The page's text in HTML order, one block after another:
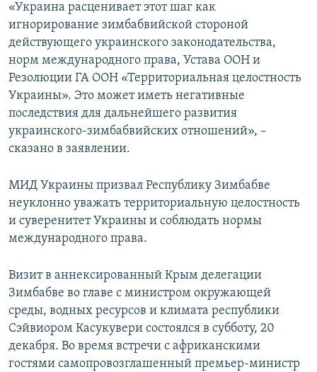
«Украина расценивает этот шаг как
игнорирование зимбабвийской стороной
действующего украинского законодательства,
норм международного права, Устава ООН и
Резолюции ГА ООН «Территориальная целостность
Украины». Это может иметь негативные
последствия для дальнейшего развития
украинского-зимбабвийских отношений», –
сказано в заявлении.
МИД Украины призвал Республику Зимбабве
неуклонно уважать территориальную целостность
и суверенитет Украины и соблюдать нормы
международного права.
Визит в аннексированный Крым делегации
Зимбабве во главе с министром окружающей
среды, водных ресурсов и климата республики
Сэйвиором Касукувери состоялся в субботу, 20
декабря. Во время встречи с африканскими
гостями самопровозглашенный премьер-министр